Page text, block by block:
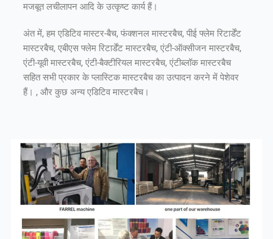
मजबूत लचीलापन आदि के उत्कृष्ट कार्य हैं।
अंत में, हम एडिटिव मास्टर-बैच, फंक्शनल मास्टरबैच, पीई फ्लेम रिटार्डेंट
मास्टरबैच, एबीएस फ्लेम रिटार्डेंट मास्टरबैच, एंटी-ऑक्सीजन मास्टरबैच,
एंटी-यूवी मास्टरबैच, एंटी-बैक्टीरियल मास्टरबैच, एंटीब्लॉक मास्टरबैच
सहित सभी प्रकार के प्लास्टिक मास्टरबैच का उत्पादन करने में पेशेवर
हैं। , और कुछ अन्य एडिटिव मास्टरबैच।